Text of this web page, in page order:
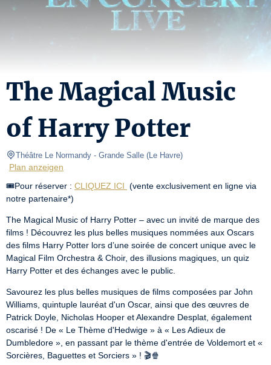
The Magical Music
of Harry Potter
Théâtre Le Normandy - Grande Salle (Le Havre)
Plan anzeigen
🎟️Pour réserver : CLIQUEZ ICI (vente exclusivement en ligne via
notre partenaire*)
The Magical Music of Harry Potter – avec un invité de marque des
films ! Découvrez les plus belles musiques nommées aux Oscars
des films Harry Potter lors d’une soirée de concert unique avec le
Magical Film Orchestra & Choir, des illusions magiques, un quiz
Harry Potter et des échanges avec le public.
Savourez les plus belles musiques de films composées par John
Williams, quintuple lauréat d'un Oscar, ainsi que des œuvres de
Patrick Doyle, Nicholas Hooper et Alexandre Desplat, également
oscarisé ! De « Le Thème d'Hedwige » à « Les Adieux de
Dumbledore », en passant par le thème d'entrée de Voldemort et «
Sorcières, Baguettes et Sorciers » ! 🎬🍿